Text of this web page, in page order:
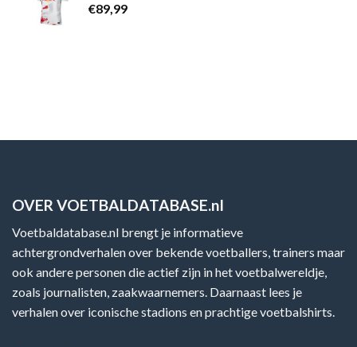
€89,99
OVER VOETBALDATABASE.nl
Voetbaldatabase.nl brengt je informatieve
achtergrondverhalen over bekende voetballers, trainers maar
ook andere personen die actief zijn in het voetbalwereldje,
zoals journalisten, zaakwaarnemers. Daarnaast lees je
verhalen over iconische stadions en prachtige voetbalshirts.